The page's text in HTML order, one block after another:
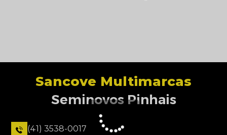
Sancove Multimarcas
Seminovos Pinhais
(41) 3538-0017